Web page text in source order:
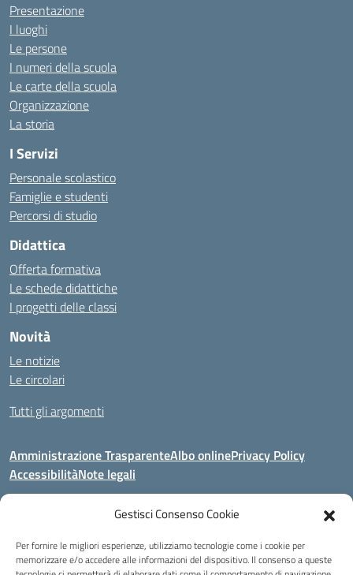
Gestisci Consenso Cookie
Per fornire le migliori esperienze, utilizziamo tecnologie come i cookie per
memorizzare e/o accedere alle informazioni del dispositivo. Il consenso a queste
Presentazione
I luoghi
Le persone
I numeri della scuola
Le carte della scuola
Organizzazione
La storia
I Servizi
Personale scolastico
Famiglie e studenti
Percorsi di studio
Didattica
Offerta formativa
Le schede didattiche
I progetti delle classi
Novità
Le notizie
Le circolari
Tutti gli argomenti
Amministrazione TrasparenteAlbo onlinePrivacy Policy
AccessibilitàNote legali
Centralino:0828 955033 Email:saic8be00q@istruzione.it
Posta elettronica certificata (PEC):saic8be00q@pec.istruzione.it